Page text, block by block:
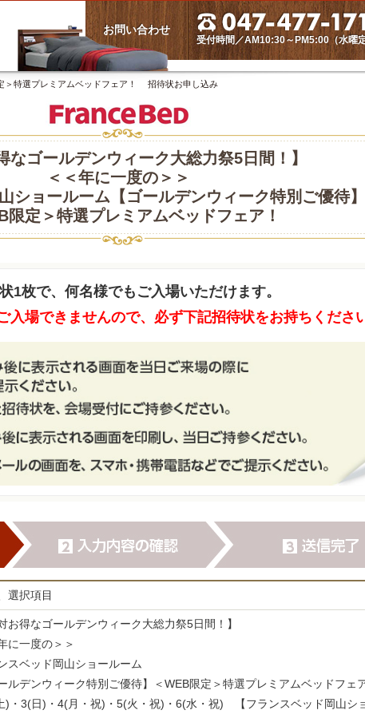
お問い合わせ
受付時間／AM10:30～PM5:00（水曜定
＞特選プレミアムベッドフェア！ 招待状お申し込み
なゴールデンウィーク大総力祭5日間！】
＜＜年に一度の＞＞
ショールーム【ゴールデンウィーク特別ご優待】
限定＞特選プレミアムベッドフェア！
1枚で、何名様でもご入場いただけます。
入場できませんので、必ず下記招待状をお持ちください
選択項目
お得なゴールデンウィーク大総力祭5日間！】
に一度の＞＞
スベッド岡山ショールーム
ールデンウィーク特別ご優待】＜WEB限定＞特選プレミアムベッドフェ
)・3(日)・4(月・祝)・5(火・祝)・6(水・祝) 【フランスベッド岡山シ